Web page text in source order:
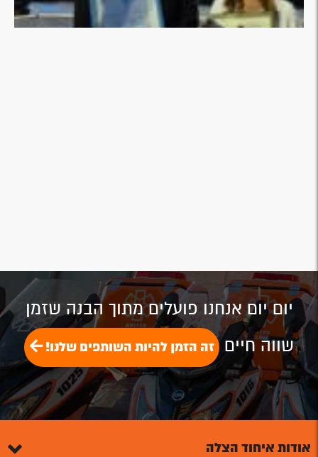
יום יום אנחנו פועלים מתוך הבנה שזמן
שווה חיים זה הזמן להיות השותפים שלנו!
אודות איחוד הצלה